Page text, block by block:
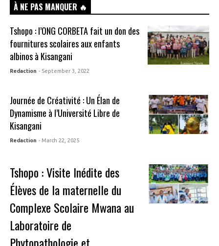
À NE PAS MANQUER 🔥
Tshopo : l’ONG CORBETA fait un don des
fournitures scolaires aux enfants
albinos à Kisangani
Redaction - September 3, 2022
Journée de Créativité : Un Élan de
Dynamisme à l’Université Libre de
Kisangani
Redaction - March 22, 2025
Tshopo : Visite Inédite des
Élèves de la maternelle du
Complexe Scolaire Mwana au
Laboratoire de